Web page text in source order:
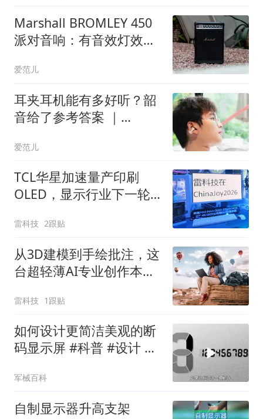
Marshall BROMLEY 450
派对音响：有音效灯效和
都能一包带走
爱范儿
耳夹耳机能有多好听？韶
音给了参考答案 ｜
爱范儿
TCL华星加速量产印刷
OLED，显示行业下一轮
雷科技 2跟贴
从3D建模到手绘批注，这
台超轻薄AI专业创作本全
雷科技 1跟贴
如何设计更简洁美观的断
码显示屏 #科普 #设计 #
军械百科
自制显示器升高支架